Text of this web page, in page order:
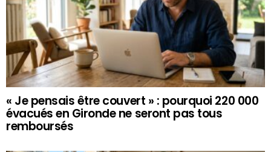
« Je pensais être couvert » : pourquoi 220 000
évacués en Gironde ne seront pas tous
remboursés